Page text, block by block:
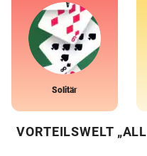
Solitär
VORTEILSWELT